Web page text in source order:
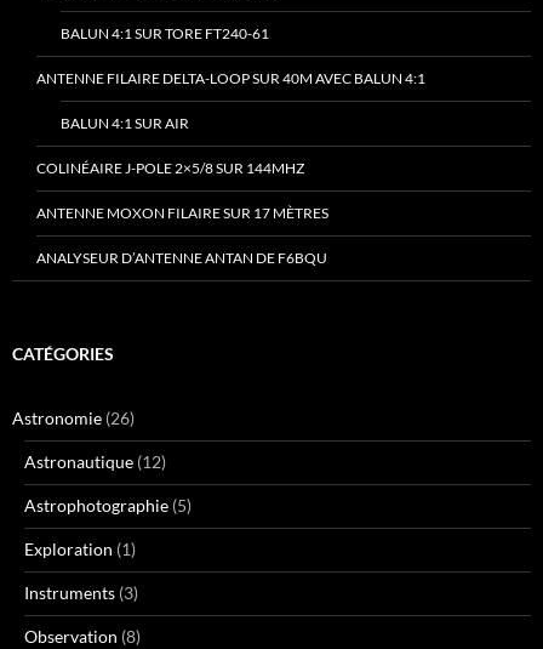
BALUN 4:1 SUR TORE FT240-61
ANTENNE FILAIRE DELTA-LOOP SUR 40M AVEC BALUN 4:1
BALUN 4:1 SUR AIR
COLINÉAIRE J-POLE 2×5/8 SUR 144MHZ
ANTENNE MOXON FILAIRE SUR 17 MÈTRES
ANALYSEUR D’ANTENNE ANTAN DE F6BQU
CATÉGORIES
Astronomie (26)
Astronautique (12)
Astrophotographie (5)
Exploration (1)
Instruments (3)
Observation (8)